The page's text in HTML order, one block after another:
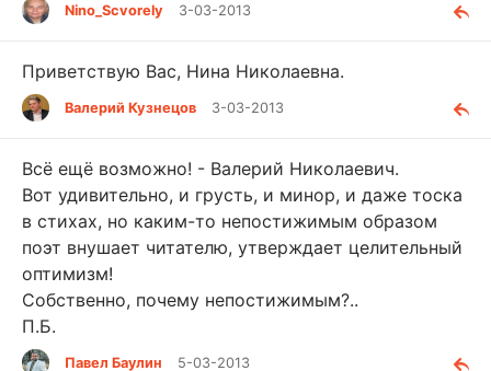
Nino_Scvorely 3-03-2013
Приветствую Вас, Нина Николаевна.
Валерий Кузнецов 3-03-2013
Всё ещё возможно! - Валерий Николаевич.
Вот удивительно, и грусть, и минор, и даже тоска
в стихах, но каким-то непостижимым образом
поэт внушает читателю, утверждает целительный
оптимизм!
Собственно, почему непостижимым?..
П.Б.
Павел Баулин 5-03-2013